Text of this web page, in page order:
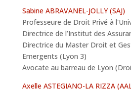
Sabine ABRAVANEL-JOLLY (SAJ)
Professeure de Droit Privé à
Directrice de l’Institut des
Directrice du Master Droit et
Emergents (Lyon 3)
Avocate au barreau de Lyon
Axelle ASTEGIANO-LA RIZZA